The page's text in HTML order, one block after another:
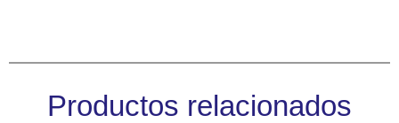
Productos relacionados